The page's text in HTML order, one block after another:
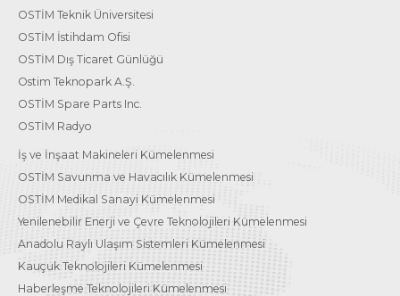
OSTİM Teknik Üniversitesi
OSTİM İstihdam Ofisi
OSTİM Dış Ticaret Günlüğü
Ostim Teknopark A.Ş.
OSTİM Spare Parts Inc.
OSTİM Radyo
İş ve İnşaat Makineleri Kümelenmesi
OSTİM Savunma ve Havacılık Kümelenmesi
OSTİM Medikal Sanayi Kümelenmesi
Yenilenebilir Enerji ve Çevre Teknolojileri Kümelenmesi
Anadolu Raylı Ulaşım Sistemleri Kümelenmesi
Kauçuk Teknolojileri Kümelenmesi
Haberleşme Teknolojileri Kümelenmesi